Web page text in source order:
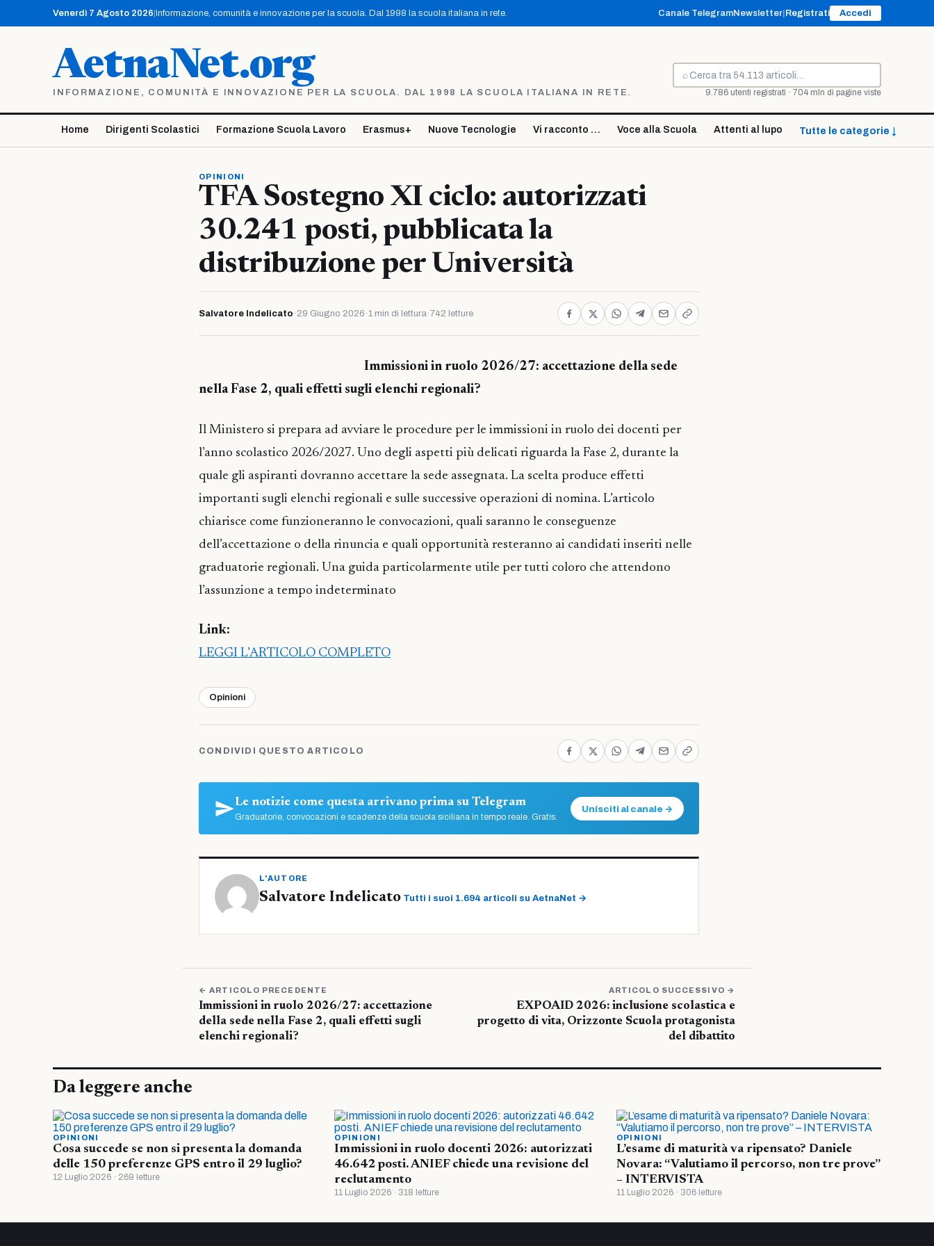
contenuto
Venerdì 7 Agosto 2026 Informazione, comunità e innovazione per la scuola. Dal 1998 la scuola italiana in rete. Canale TelegramNewsletter Registrati Accedi
AetnaNet.org
INFORMAZIONE, COMUNITÀ E INNOVAZIONE PER LA SCUOLA. DAL 1998 LA SCUOLA ITALIANA IN RETE.
⌕
Cerca
9.786 utenti registrati · 704 mln di pagine viste
Home Dirigenti Scolastici Formazione Scuola Lavoro Erasmus+ Nuove Tecnologie Vi racconto … Voce alla Scuola Attenti al lupo Tutte le categorie ↓
OPINIONI
TFA Sostegno XI ciclo: autorizzati
30.241 posti, pubblicata la
distribuzione per Università
Salvatore Indelicato · 29 Giugno 2026 ·1 min di lettura·742 letture
Immissioni in ruolo 2026/27: accettazione della sede
nella Fase 2, quali effetti sugli elenchi regionali?
Il Ministero si prepara ad avviare le procedure per le immissioni in ruolo dei docenti per
l’anno scolastico 2026/2027. Uno degli aspetti più delicati riguarda la Fase 2, durante la
quale gli aspiranti dovranno accettare la sede assegnata. La scelta produce effetti
importanti sugli elenchi regionali e sulle successive operazioni di nomina. L’articolo
chiarisce come funzioneranno le convocazioni, quali saranno le conseguenze
dell’accettazione o della rinuncia e quali opportunità resteranno ai candidati inseriti nelle
graduatorie regionali. Una guida particolarmente utile per tutti coloro che attendono
l’assunzione a tempo indeterminato
Link:
LEGGI L’ARTICOLO COMPLETO
Opinioni
CONDIVIDI QUESTO ARTICOLO
Le notizie come questa arrivano prima su Telegram
Graduatorie, convocazioni e scadenze della scuola siciliana in tempo reale. Gratis.
Unisciti al canale →
L'AUTORE
Salvatore Indelicato Tutti i suoi 1.694 articoli su AetnaNet →
← ARTICOLO PRECEDENTE
Immissioni in ruolo 2026/27: accettazione
della sede nella Fase 2, quali effetti sugli
elenchi regionali?
ARTICOLO SUCCESSIVO →
EXPOAID 2026: inclusione scolastica e
progetto di vita, Orizzonte Scuola protagonista
del dibattito
Da leggere anche
OPINIONI
Cosa succede se non si presenta la domanda
delle 150 preferenze GPS entro il 29 luglio?
12 Luglio 2026 · 269 letture
OPINIONI
Immissioni in ruolo docenti 2026: autorizzati
46.642 posti. ANIEF chiede una revisione del
reclutamento
11 Luglio 2026 · 318 letture
OPINIONI
L’esame di maturità va ripensato? Daniele
Novara: “Valutiamo il percorso, non tre prove”
– INTERVISTA
11 Luglio 2026 · 306 letture